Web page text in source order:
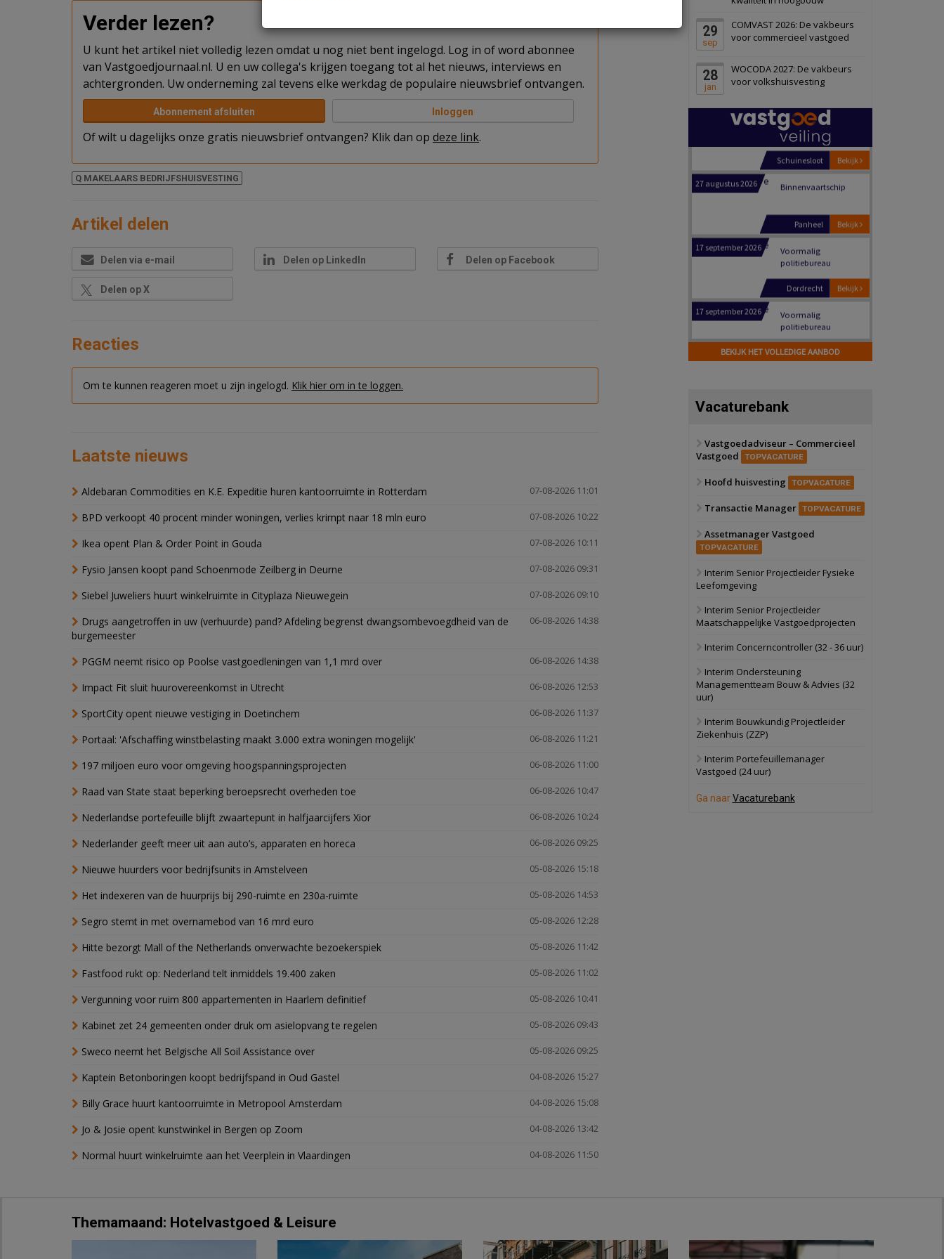
Verder lezen?
U kunt het artikel niet volledig lezen omdat u nog niet bent ingelogd. Log in of word abonnee
van Vastgoedjournaal.nl. U en uw collega's krijgen toegang tot al het nieuws, interviews en
achtergronden. Uw onderneming zal tevens elke werkdag de populaire nieuwsbrief ontvangen.
Abonnement afsluiten Inloggen
Of wilt u dagelijks onze gratis nieuwsbrief ontvangen? Klik dan op deze link.
Q MAKELAARS BEDRIJFSHUISVESTING
Artikel delen
Delen via e-mail Delen op LinkedIn Delen op Facebook
Delen op X
Reacties
Om te kunnen reageren moet u zijn ingelogd. Klik hier om in te loggen.
Laatste nieuws
07-08-2026 11:01
Aldebaran Commodities en K.E. Expeditie huren kantoorruimte in Rotterdam
07-08-2026 10:22
BPD verkoopt 40 procent minder woningen, verlies krimpt naar 18 mln euro
07-08-2026 10:11
Ikea opent Plan & Order Point in Gouda
07-08-2026 09:31
Fysio Jansen koopt pand Schoenmode Zeilberg in Deurne
07-08-2026 09:10
Siebel Juweliers huurt winkelruimte in Cityplaza Nieuwegein
06-08-2026 14:38
Drugs aangetroffen in uw (verhuurde) pand? Afdeling begrenst dwangsombevoegdheid van de
burgemeester
06-08-2026 14:38
PGGM neemt risico op Poolse vastgoedleningen van 1,1 mrd over
06-08-2026 12:53
Impact Fit sluit huurovereenkomst in Utrecht
06-08-2026 11:37
SportCity opent nieuwe vestiging in Doetinchem
06-08-2026 11:21
Portaal: 'Afschaffing winstbelasting maakt 3.000 extra woningen mogelijk'
06-08-2026 11:00
197 miljoen euro voor omgeving hoogspanningsprojecten
06-08-2026 10:47
Raad van State staat beperking beroepsrecht overheden toe
06-08-2026 10:24
Nederlandse portefeuille blijft zwaartepunt in halfjaarcijfers Xior
06-08-2026 09:25
Nederlander geeft meer uit aan auto’s, apparaten en horeca
05-08-2026 15:18
Nieuwe huurders voor bedrijfsunits in Amstelveen
05-08-2026 14:53
Het indexeren van de huurprijs bij 290-ruimte en 230a-ruimte
05-08-2026 12:28
Segro stemt in met overnamebod van 16 mrd euro
05-08-2026 11:42
Hitte bezorgt Mall of the Netherlands onverwachte bezoekerspiek
05-08-2026 11:02
Fastfood rukt op: Nederland telt inmiddels 19.400 zaken
05-08-2026 10:41
Vergunning voor ruim 800 appartementen in Haarlem definitief
05-08-2026 09:43
Kabinet zet 24 gemeenten onder druk om asielopvang te regelen
05-08-2026 09:25
Sweco neemt het Belgische All Soil Assistance over
04-08-2026 15:27
Kaptein Betonboringen koopt bedrijfspand in Oud Gastel
04-08-2026 15:08
Billy Grace huurt kantoorruimte in Metropool Amsterdam
04-08-2026 13:42
Jo & Josie opent kunstwinkel in Bergen op Zoom
04-08-2026 11:50
Normal huurt winkelruimte aan het Veerplein in Vlaardingen
29
sep
COMVAST 2026: De vakbeurs
voor commercieel vastgoed
28
jan
WOCODA 2027: De vakbeurs
voor volkshuisvesting
Schiedam
22 september 2026 Attractiepark
Bekijk
Oranje
28 september 2026
bedrijventerrein
Schuinesloot
Binnenvaartschip
Voormalig
Dordrecht
Voormalig
Hilversum
17 september 2026
Voormalig
Zwanenburg
6 oktober 2026 Transformatieobject
22 september 2026
28 september 2026
Grootschalig
bedrijventerrein
Bekijk
Schuinesloot
27 augustus 2026 Binnenvaartschip
17 september 2026
17 september 2026
Voormalig
BEKIJK HET VOLLEDIGE AANBOD
Vacaturebank
Vastgoedadviseur – Commercieel
Vastgoed
TOPVACATURE
Hoofd huisvesting TOPVACATURE
Transactie Manager TOPVACATURE
Assetmanager Vastgoed
TOPVACATURE
Interim Senior Projectleider Fysieke
Leefomgeving
Interim Senior Projectleider
Maatschappelijke Vastgoedprojecten
Interim Concerncontroller (32 - 36 uur)
Interim Ondersteuning
Managementteam Bouw & Advies (32
uur)
Interim Bouwkundig Projectleider
Ziekenhuis (ZZP)
Interim Portefeuillemanager
Vastgoed (24 uur)
Ga naarVacaturebank
Themamaand: Hotelvastgoed & Leisure